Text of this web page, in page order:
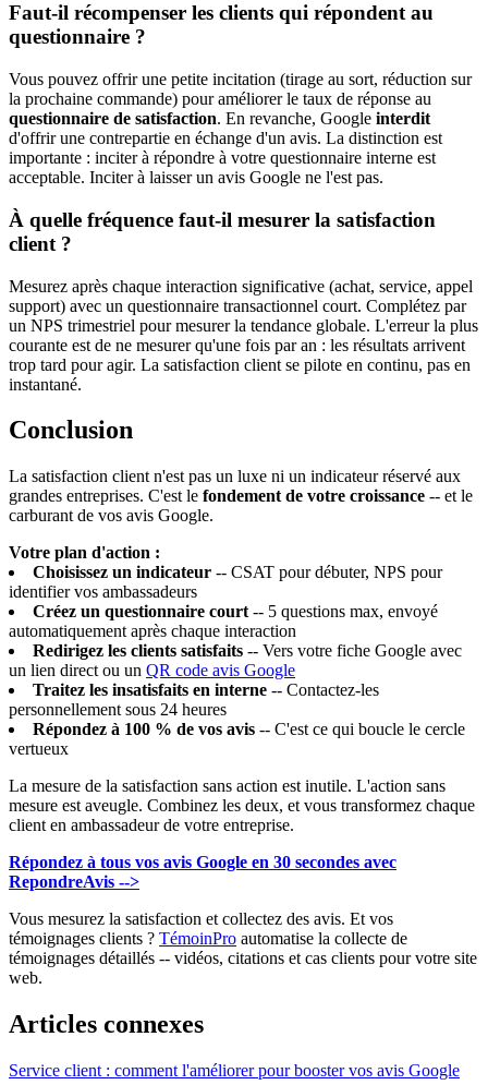
Faut-il récompenser les clients qui répondent au
questionnaire ?
Vous pouvez offrir une petite incitation (tirage au sort, réduction sur
la prochaine commande) pour améliorer le taux de réponse au
questionnaire de satisfaction. En revanche, Google interdit
d'offrir une contrepartie en échange d'un avis. La distinction est
importante : inciter à répondre à votre questionnaire interne est
acceptable. Inciter à laisser un avis Google ne l'est pas.
À quelle fréquence faut-il mesurer la satisfaction
client ?
Mesurez après chaque interaction significative (achat, service, appel
support) avec un questionnaire transactionnel court. Complétez par
un NPS trimestriel pour mesurer la tendance globale. L'erreur la plus
courante est de ne mesurer qu'une fois par an : les résultats arrivent
trop tard pour agir. La satisfaction client se pilote en continu, pas en
instantané.
Conclusion
La satisfaction client n'est pas un luxe ni un indicateur réservé aux
grandes entreprises. C'est le fondement de votre croissance -- et le
carburant de vos avis Google.
Votre plan d'action :
Choisissez un indicateur -- CSAT pour débuter, NPS pour
identifier vos ambassadeurs
Créez un questionnaire court -- 5 questions max, envoyé
automatiquement après chaque interaction
Redirigez les clients satisfaits -- Vers votre fiche Google avec
un lien direct ou un QR code avis Google
Traitez les insatisfaits en interne -- Contactez-les
personnellement sous 24 heures
Répondez à 100 % de vos avis -- C'est ce qui boucle le cercle
vertueux
La mesure de la satisfaction sans action est inutile. L'action sans
mesure est aveugle. Combinez les deux, et vous transformez chaque
client en ambassadeur de votre entreprise.
Répondez à tous vos avis Google en 30 secondes avec
RepondreAvis -->
Vous mesurez la satisfaction et collectez des avis. Et vos
témoignages clients ? TémoinPro automatise la collecte de
témoignages détaillés -- vidéos, citations et cas clients pour votre site
web.
Articles connexes
Service client : comment l'améliorer pour booster vos avis Google